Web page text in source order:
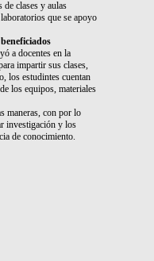
de clases y aulas
que se apoyo
a docentes en la
impartir sus clases,
los estudintes cuentan
los equipos, materiales
maneras, con por lo
investigación y los
de conocimiento.